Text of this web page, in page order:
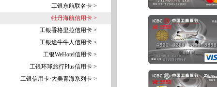
工银东航联名卡 >
牡丹海航信用卡 >
工银香格里拉信用卡 >
工银途牛牛人信用卡 >
工银WeHotel信用卡 >
工银环球旅行Plus信用卡 >
工银信用卡·大美青海系列卡 >